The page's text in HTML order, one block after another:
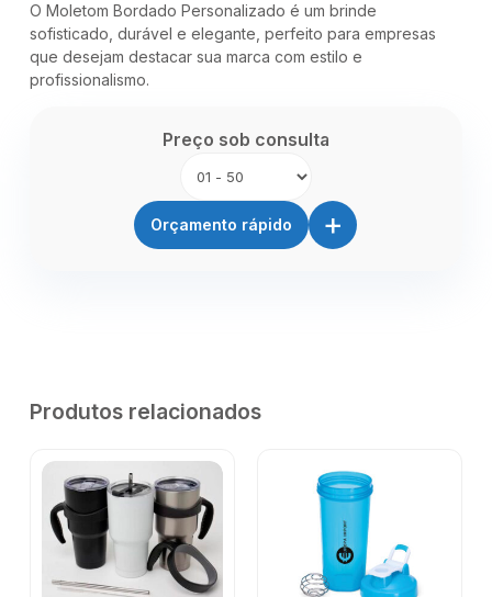
O Moletom Bordado Personalizado é um brinde
sofisticado, durável e elegante, perfeito para empresas
que desejam destacar sua marca com estilo e
profissionalismo.
Preço sob consulta
Orçamento rápido +
Produtos relacionados